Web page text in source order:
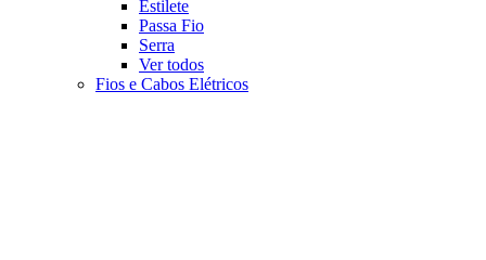
Estilete
Passa Fio
Serra
Ver todos
Fios e Cabos Elétricos